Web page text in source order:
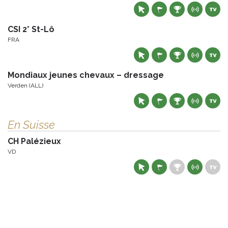
CSI 2* St-Lô
FRA
Mondiaux jeunes chevaux – dressage
Verden (ALL)
En Suisse
CH Palézieux
VD